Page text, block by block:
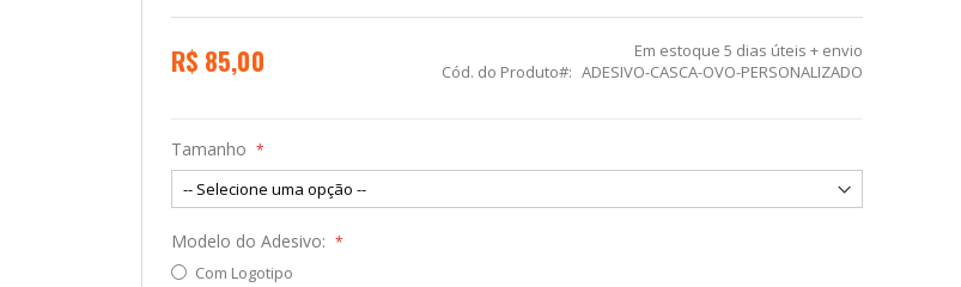
R$ 85,00 Em estoque 5 dias úteis + envio
Cód. do Produto
ADESIVO-CASCA-OVO-PERSONALIZADO
Tamanho
Modelo do Adesivo:
Com Logotipo